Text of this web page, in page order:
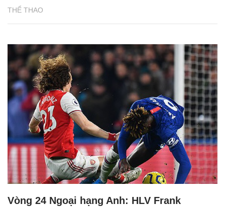
THỂ THAO
Vòng 24 Ngoại hạng Anh: HLV Frank